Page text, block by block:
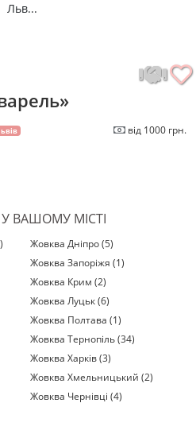
Льв...
від 1000 грн.
ВАШОМУ МІСТІ
Жовква Дніпро (5)
Жовква Запоріжя (1)
Жовква Крим (2)
Жовква Луцьк (6)
Жовква Полтава (1)
Жовква Тернопіль (34)
Жовква Харків (3)
Жовква Хмельницький (2)
Жовква Чернівці (4)